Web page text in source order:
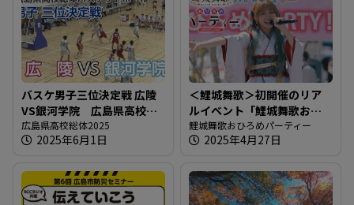
バスケ男子三位決定戦 広陵
VS銀河学院 広島県高校総
体2025
広島県高校総体2025
2025年6月1日
＜鯉城舞歌＞初開催のリア
ルイベント「鯉城舞歌おひ
ろめパーティー」＠楽曲や
レモンチダンスの披露も！
鯉城舞歌おひろめパーティー
2025年4月27日